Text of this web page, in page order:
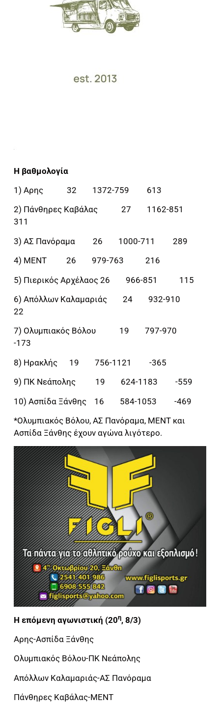
Η βαθμολογία
1) Αρης 32 1372-759 613
2) Πάνθηρες Καβάλας 27 1162-851
311
3) ΑΣ Πανόραμα 26 1000-711 289
4) ΜΕΝΤ 26 979-763 216
5) Πιερικός Αρχέλαος 26 966-851 115
6) Απόλλων Καλαμαριάς 24 932-910
22
7) Ολυμπιακός Βόλου 19 797-970
-173
8) Ηρακλής 19 756-1121 -365
9) ΠΚ Νεάπολης 19 624-1183 -559
10) Ασπίδα Ξάνθης 16 584-1053 -469
*Ολυμπιακός Βόλου, ΑΣ Πανόραμα, ΜΕΝΤ και
Ασπίδα Ξάνθης έχουν αγώνα λιγότερο.
Η επόμενη αγωνιστική (20η, 8/3)
Αρης-Ασπίδα Ξάνθης
Ολυμπιακός Βόλου-ΠΚ Νεάπολης
Απόλλων Καλαμαριάς-ΑΣ Πανόραμα
Πάνθηρες Καβάλας-ΜΕΝΤ